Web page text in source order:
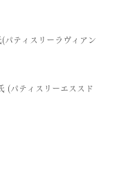
ティスリーラヴィアン
(パティスリーエススド